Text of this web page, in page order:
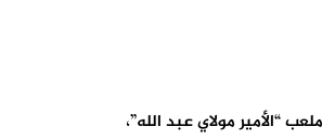
“الأمير مولاي عبد الله”،